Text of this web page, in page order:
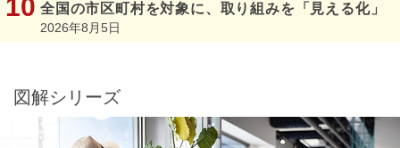
全国の市区町村を対象に、取り組みを「見える化」
2026年8月5日
図解シリーズ